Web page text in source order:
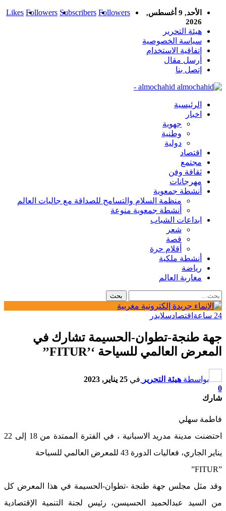
Likes Followers Subscribers Followers
الأحد, 9 أغسطس,
2026
هيئة التحرير
سياسة الخصوصية
اتفاقية الاستخدام
أرسل مقال
إتصل بنا
almochahid -
الرئيسية
اخبار
جهوية
وطنية
دولية
اقتصاد
مجتمع
ثقافة وفن
مهرجانات
أنشطة جمعوية
منظمة السلام والتسامح للصداقة مع جاليات العالم
أنشطة جمعوية منوعة
ابداعات الشباب
شعر
قصة
أقلام حرة
أنشطة ملكية
رياضة
مغاربة العالم
24 ساعة اقتصادسلايدر
جهة طنجة-تطوان-الحسيمة تشارك في
المعرض العالمي للسياحة ‘’FITUR’’
بواسطة هيئة التحرير في 25 يناير, 2023
0
شارك
فاطمة سهلي
احتضنت مدينة مدريد الاسبانية ، في الفترة الممتدة من 18 إلى 22
يناير الجاري، فعاليات الدورة 43 للمعرض العالمي للسياحة
”FITUR”
وقد مثل مجلس جهة طنجة -تطوان-الحسيمة في هذا المعرض كل
من السيد عبدالحميد الحسيسن، رئيس لجنة التنمية الإقتصادية